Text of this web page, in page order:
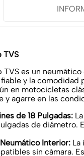
TVS
TVS es un
y la
en motocicletas
agarre en las
de 18 Pulgadas:
de
Interior: La
sin cámara.